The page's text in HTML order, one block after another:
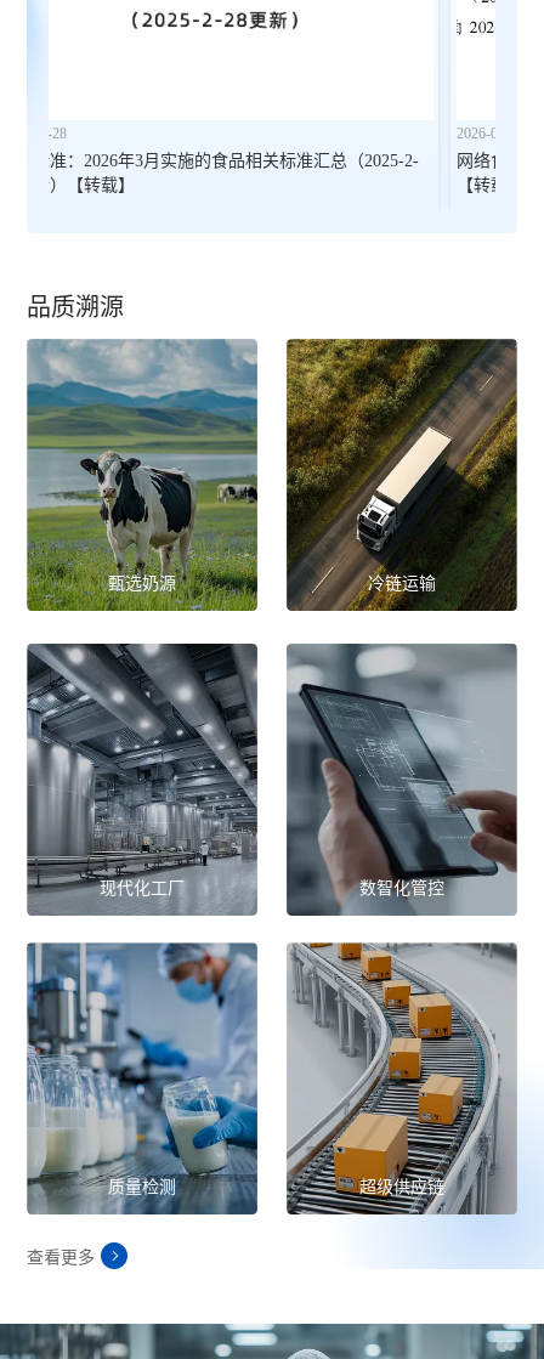
2026-01-27
网络食品销售经营者落实食品安全主体责任监督管理规定
【转载】
品质溯源
甄选奶源 冷链运输
现代化工厂 数智化管控
质量检测 超级供应链
查看更多 